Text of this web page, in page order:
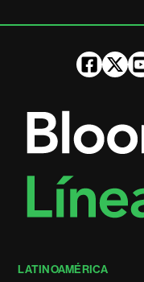
LATINOAMÉRICA